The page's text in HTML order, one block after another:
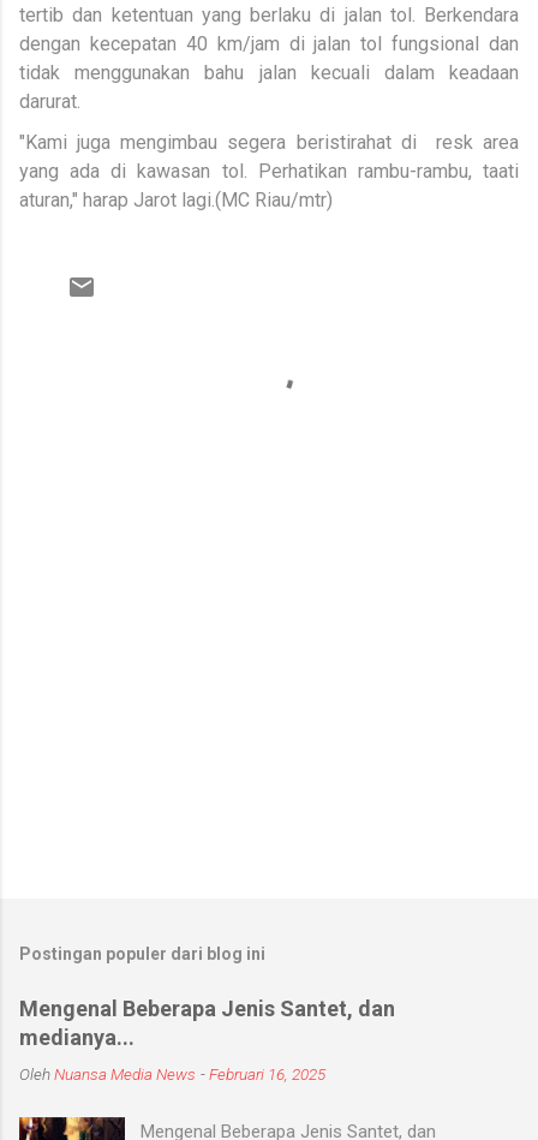
tertib dan ketentuan yang berlaku di jalan tol. Berkendara
dengan kecepatan 40 km/jam di jalan tol fungsional dan
tidak menggunakan bahu jalan kecuali dalam keadaan
darurat.
"Kami juga mengimbau segera beristirahat di resk area
yang ada di kawasan tol. Perhatikan rambu-rambu, taati
aturan," harap Jarot lagi.(MC Riau/mtr)
Postingan populer dari blog ini
Mengenal Beberapa Jenis Santet, dan
medianya...
OlehNuansa Media News -Februari 16, 2025
Mengenal Beberapa Jenis Santet, dan